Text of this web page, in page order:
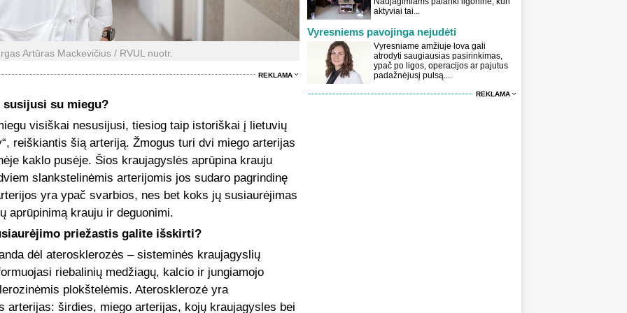
Artūras Mackevičius / RVUL nuotr.
REKLAMA
su miegu?
visiškai nesusijusi, tiesiog taip istoriškai į lietuvių
reiškiantis šią arteriją. Žmogus turi dvi miego arterijas
kaklo pusėje. Šios kraujagyslės aprūpina krauju
slankstelinėmis arterijomis jos sudaro pagrindinę
yra ypač svarbios, nes bet koks jų susiaurėjimas
aprūpinimą krauju ir deguonimi.
priežastis galite išskirti?
dėl aterosklerozės – sisteminės kraujagyslių
riebalinių medžiagų, kalcio ir jungiamojo
plokštelėmis. Aterosklerozė yra
arterijas: širdies, miego arterijas, kojų kraujagysles bei
aktyviai tai...
Vyresniems pavojinga nejudėti
Vyresniame amžiuje lova gali
atrodyti saugiausias pasirinkimas,
ypač po ligos, operacijos ar pajutus
padažnėjusį pulsą....
REKLAMA